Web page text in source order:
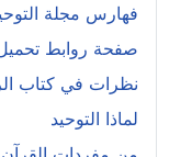
فهارس مجلة
صفحة روابط تحميل
نظرات في كتاب
لماذا التوحيد